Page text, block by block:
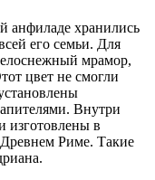
анфиладе хранились
его семьи. Для
мрамор,
цвет не смогли
Внутри
изготовлены в
Риме. Такие